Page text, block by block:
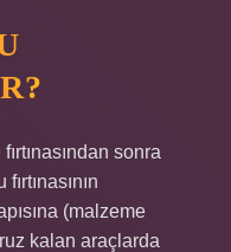
sonra
(malzeme
kalan araçlarda